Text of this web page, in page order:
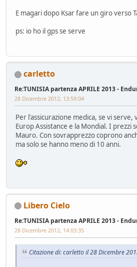
E magari dopo Ksar fare un giro verso
ps: io ho il gps se serve
carletto
Re:TUNISIA partenza APRILE 2013 -
28 Dicembre 2012, 13:59:04
Per l'assicurazione medica, se vi serve,
Europ Assistance e la Mondial. I prezzi
Mauro. Con sovrapprezzo coprono
ma solo se hanno meno di 10 anni.
Libero Cielo
Re:TUNISIA partenza APRILE 2013 -
28 Dicembre 2012, 14:03:35
Citazione di: carletto il 28 Dicembre